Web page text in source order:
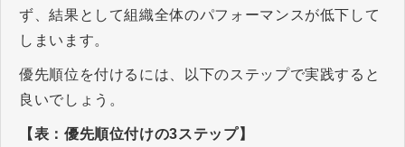
ず、結果として組織全体のパフォーマンスが低下して
しまいます。
優先順位を付けるには、以下のステップで実践すると
良いでしょう。
【表：優先順位付けの3ステップ】